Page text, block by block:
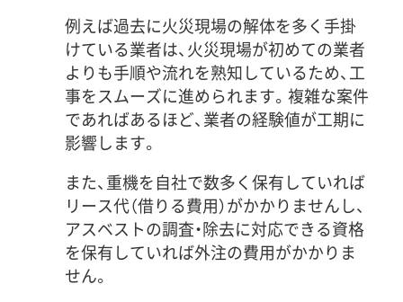
例えば過去に火災現場の解体を多く手掛
けている業者は、火災現場が初めての業者
よりも手順や流れを熟知しているため、工
事をスムーズに進められます。複雑な案件
であればあるほど、業者の経験値が工期に
影響します。
また、重機を自社で数多く保有していれば
リース代（借りる費用）がかかりませんし、
アスベストの調査・除去に対応できる資格
を保有していれば外注の費用がかかりま
せん。